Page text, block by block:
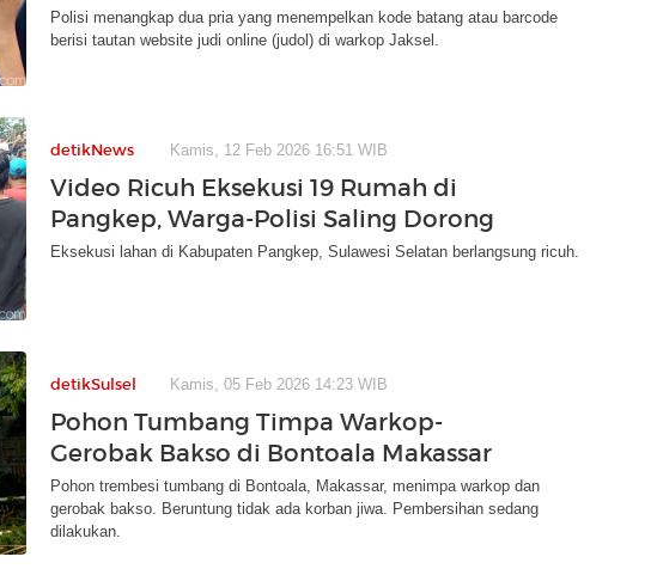
Polisi menangkap dua pria yang menempelkan kode batang atau barcode
berisi tautan website judi online (judol) di warkop Jaksel.
detikNews Kamis, 12 Feb 2026 16:51 WIB
Video Ricuh Eksekusi 19 Rumah di
Pangkep, Warga-Polisi Saling Dorong
Eksekusi lahan di Kabupaten Pangkep, Sulawesi Selatan berlangsung ricuh.
detikSulsel Kamis, 05 Feb 2026 14:23 WIB
Pohon Tumbang Timpa Warkop-
Gerobak Bakso di Bontoala Makassar
Pohon trembesi tumbang di Bontoala, Makassar, menimpa warkop dan
gerobak bakso. Beruntung tidak ada korban jiwa. Pembersihan sedang
dilakukan.